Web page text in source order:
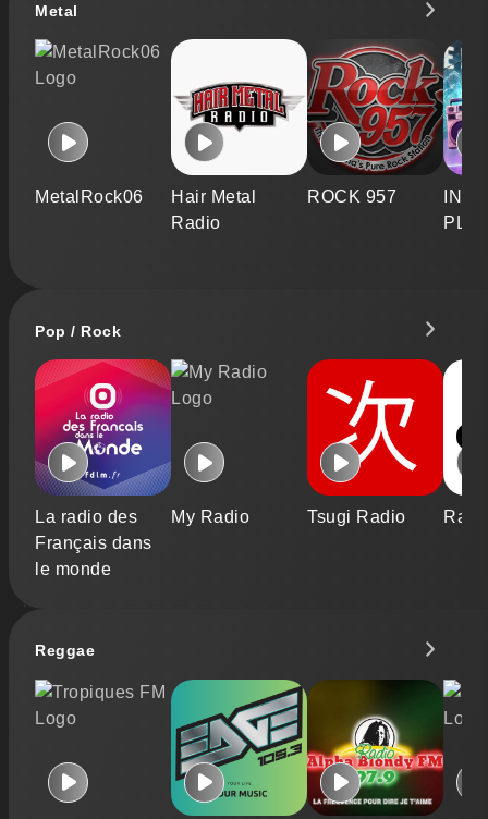
Metal
MetalRock06
Hair Metal
Radio
ROCK 957
Pop / Rock
La radio des
Français dans
le monde
My Radio Tsugi Radio
Reggae